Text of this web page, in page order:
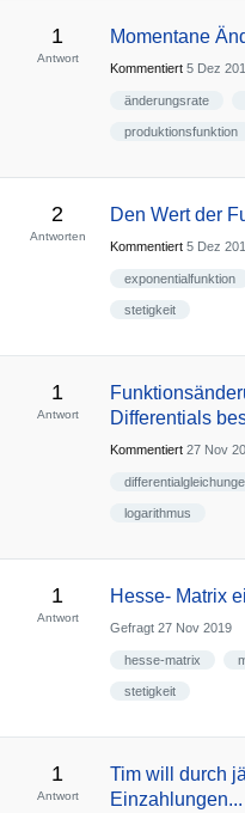
1
Antwort
Momentane
Kommentiert 5 Dez
änderungsrate
produktionsfunktion
2
Antworten
Den Wert der
Kommentiert 5 Dez
exponentialfunktion
stetigkeit
1
Antwort
Differentials
Kommentiert 27 Nov
logarithmus
1
Antwort
Hesse- Matrix
Gefragt 27 Nov 2019
hesse-matrix
stetigkeit
1
Antwort
Tim will durch
Einzahlungen...